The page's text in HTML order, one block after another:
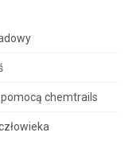
chemtrails